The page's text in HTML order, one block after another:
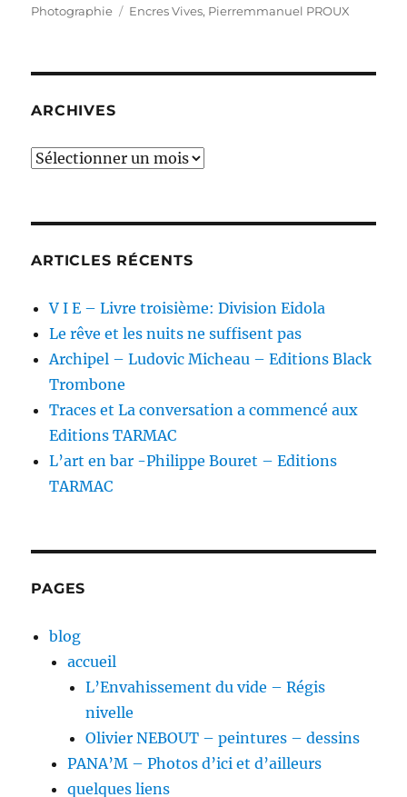
le
Photographie
Étiquettes
Encres Vives, Pierremmanuel PROUX
ARCHIVES
Archives
ARTICLES RÉCENTS
V I E – Livre troisième: Division Eidola
Le rêve et les nuits ne suffisent pas
Archipel – Ludovic Micheau – Editions Black
Trombone
Traces et La conversation a commencé aux
Editions TARMAC
L’art en bar -Philippe Bouret – Editions
TARMAC
PAGES
blog
accueil
L’Envahissement du vide – Régis
nivelle
Olivier NEBOUT – peintures – dessins
PANA’M – Photos d’ici et d’ailleurs
quelques liens